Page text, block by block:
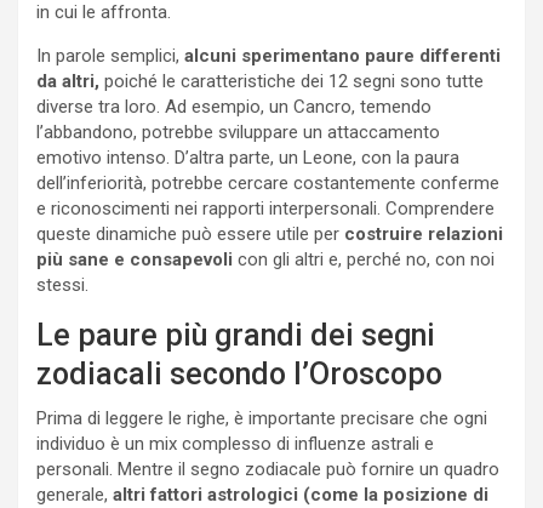
in cui le affronta.
In parole semplici, alcuni sperimentano paure differenti
da altri, poiché le caratteristiche dei 12 segni sono tutte
diverse tra loro. Ad esempio, un Cancro, temendo
l’abbandono, potrebbe sviluppare un attaccamento
emotivo intenso. D’altra parte, un Leone, con la paura
dell’inferiorità, potrebbe cercare costantemente conferme
e riconoscimenti nei rapporti interpersonali. Comprendere
queste dinamiche può essere utile per costruire relazioni
più sane e consapevoli con gli altri e, perché no, con noi
stessi.
Le paure più grandi dei segni
zodiacali secondo l’Oroscopo
Prima di leggere le righe, è importante precisare che ogni
individuo è un mix complesso di influenze astrali e
personali. Mentre il segno zodiacale può fornire un quadro
generale, altri fattori astrologici (come la posizione di